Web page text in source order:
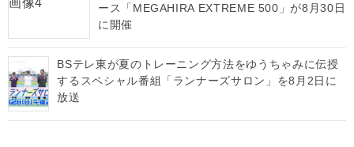
ース「MEGAHIRA EXTREME 500」が8月30日
に開催
BSテレ東が夏のトレーニング方法をゆうちゃみに伝授
するスペシャル番組「ランナーズサロン」を8月2日に
放送